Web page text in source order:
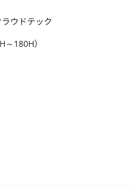
ウドテック
～180H）